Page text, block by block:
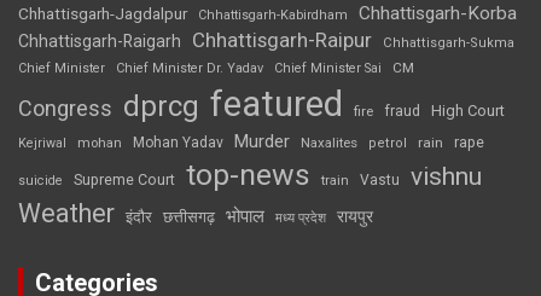
Chhattisgarh-Jagdalpur Chhattisgarh-Kabirdham Chhattisgarh-Korba
Chhattisgarh-Raigarh Chhattisgarh-Raipur
Chhattisgarh-Sukma
Chief Minister
Chief Minister Dr. Yadav Chief Minister Sai CM
Congress dprcg featured fire fraud High Court
Kejriwal mohan Mohan Yadav Murder Naxalites petrol rain rape
suicide Supreme Court top-news train Vastu vishnu
Weather इंदौर छत्तीसगढ़ भोपाल मध्य प्रदेश रायपुर
Categories